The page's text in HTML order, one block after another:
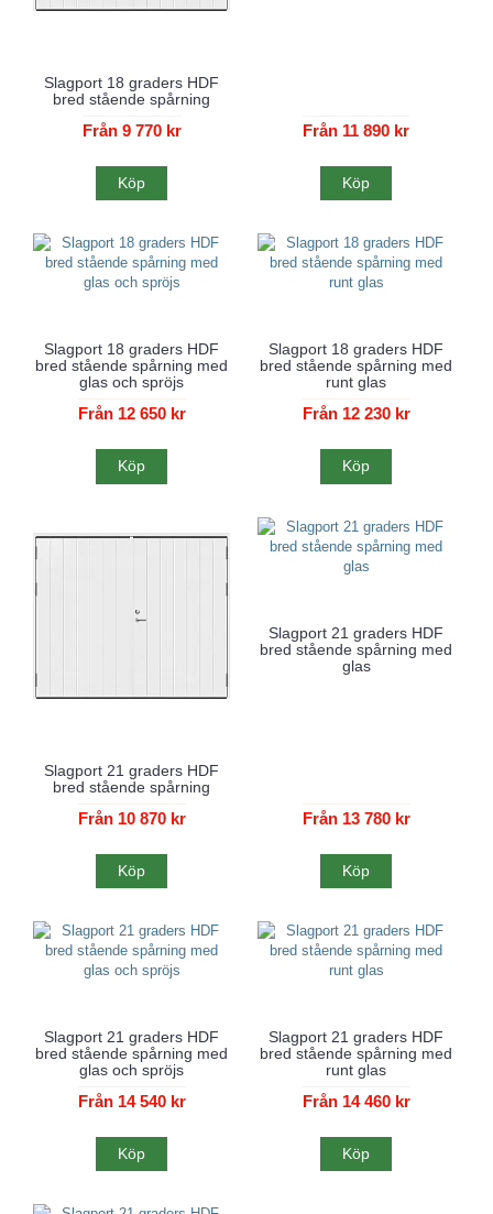
Slagport 18 graders HDF
bred stående spårning
Från 9 770 kr
Köp
Från 11 890 kr
Köp
Slagport 18 graders HDF
bred stående spårning med
glas och spröjs
Från 12 650 kr
Köp
Slagport 18 graders HDF
bred stående spårning med
runt glas
Från 12 230 kr
Köp
Slagport 21 graders HDF
bred stående spårning
Från 10 870 kr
Köp
Slagport 21 graders HDF
bred stående spårning med
glas
Från 13 780 kr
Köp
Slagport 21 graders HDF
bred stående spårning med
glas och spröjs
Från 14 540 kr
Köp
Slagport 21 graders HDF
bred stående spårning med
runt glas
Från 14 460 kr
Köp